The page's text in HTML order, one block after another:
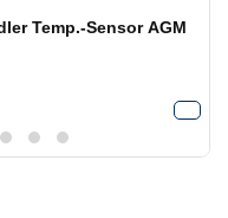
Temp.-Sensor AGM